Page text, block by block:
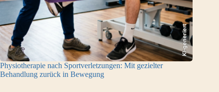
KI-generiert
Physiotherapie nach Sportverletzungen: Mit gezielter
Behandlung zurück in Bewegung